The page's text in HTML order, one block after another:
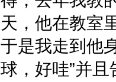
天，他在教室
于是我走到他
球，好哇”并